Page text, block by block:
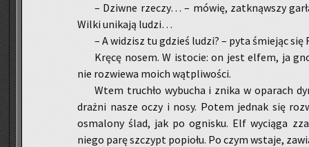
– Dziw­ne rze­czy… – mówię, za­tknąw­szy
Wilki uni­ka­ją ludzi…
– A wi­dzisz tu gdzieś ludzi? – pyta śmie­jąc się
Kręcę nosem. W isto­cie: on jest elfem, ja
nie roz­wie­wa moich wąt­pli­wo­ści.
Wtem tru­chło wy­bu­cha i znika w opa­rach
draż­ni nasze oczy i nosy. Potem jed­nak się
osma­lo­ny ślad, jak po ogni­sku. Elf wy­cią­ga
niego parę szczypt po­pio­łu. Po czym wsta­je,